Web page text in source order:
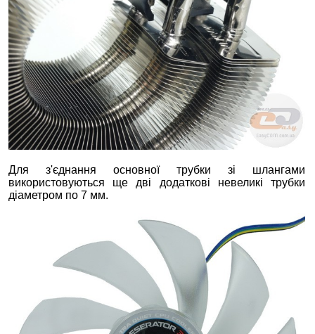
Для з'єднання основної трубки зі шлангами
використовуються ще дві додаткові невеликі трубки
діаметром по 7 мм.